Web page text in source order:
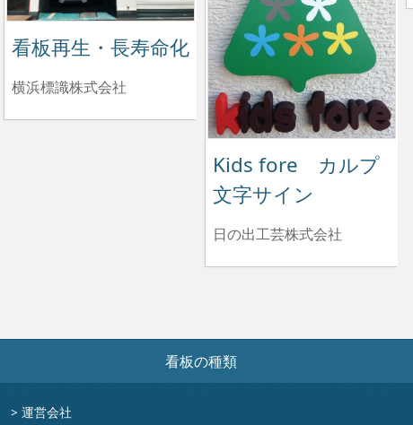
看板再生・長寿命化
横浜標識株式会社
Kids fore カルプ
文字サイン
日の出工芸株式会社
看板の種類
> 運営会社